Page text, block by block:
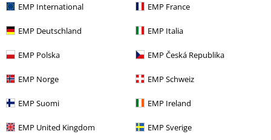
EMP International EMP France
EMP Deutschland EMP Italia
EMP Polska EMP Česká Republika
EMP Norge EMP Schweiz
EMP Suomi EMP Ireland
EMP United Kingdom EMP Sverige
una huella duradera en la cultura pop. Hoy en día, los cinéfilos maman
Wan, Anakin y Padmé, y por último Finn, Poe y Rey. Con las elegantes
colores. ¡Elige sabiamente! Si lo tuyo son las sudaderas lisas, opta por
años 70, los jerseys de Star Wars llaman la atención.
La elección que tienes, sudaderas con capucha Star Wars para
hombre y mujer